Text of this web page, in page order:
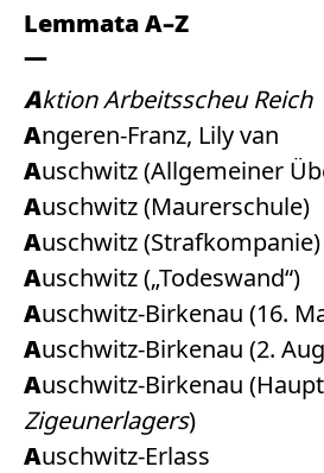
Lemmata A–Z
Aktion Arbeitsscheu Reich
Angeren-Franz, Lily van
Auschwitz (Allgemeiner
Auschwitz (Maurerschule)
Auschwitz (Strafkompanie)
Auschwitz („Todeswand“)
Auschwitz-Birkenau (16.
Auschwitz-Birkenau (2.
Auschwitz-Birkenau
Zigeunerlagers)
Auschwitz-Erlass